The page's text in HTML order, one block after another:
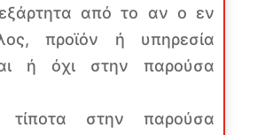
από το αν ο εν
προϊόν ή υπηρεσία
ή όχι στην παρούσα
τίποτα στην παρούσα